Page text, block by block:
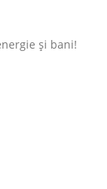
și bani!